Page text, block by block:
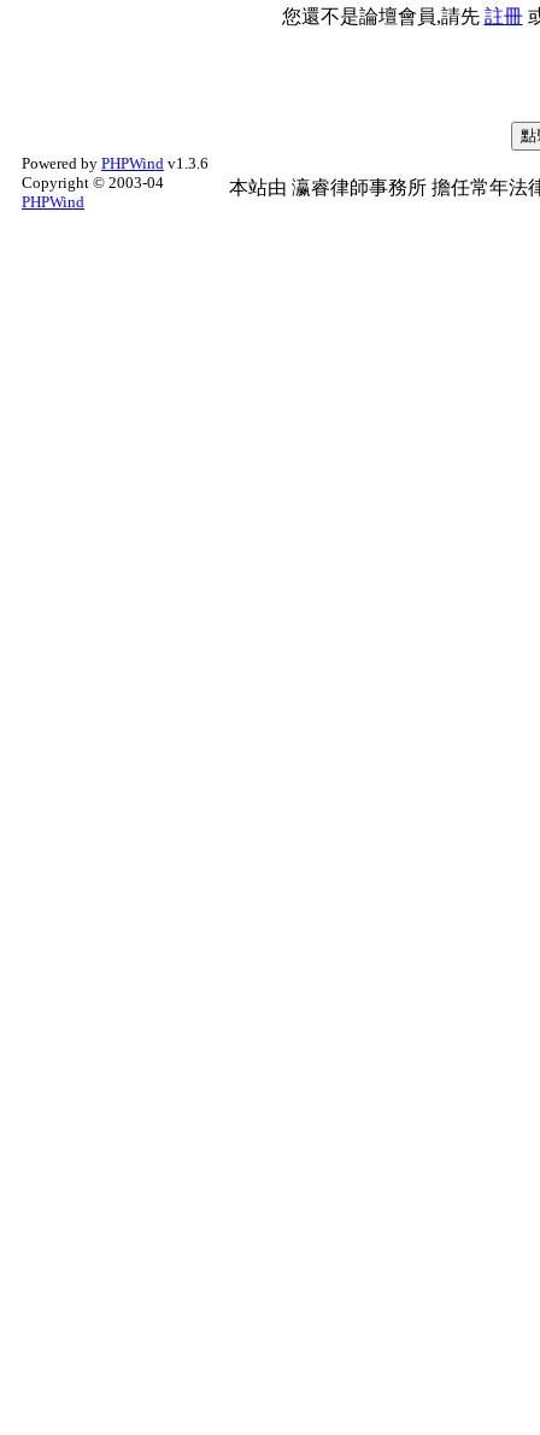
您還不是論壇會員,請先 註冊
Powered by PHPWind v1.3.6
Copyright © 2003-04
PHPWind
本站由 瀛睿律師事務所 擔任常年法